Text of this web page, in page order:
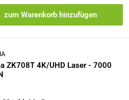
zum Warenkorb hinzufügen
ZK708T 4K/UHD Laser - 7000